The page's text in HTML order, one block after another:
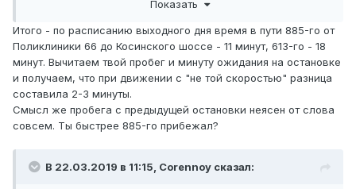
состояло из пешей прогулки + ожидания светофора.
бежал.
Показать
Итого - по расписанию выходного дня время в пути 885-го от
Поликлиники 66 до Косинского шоссе - 11 минут, 613-го - 18
минут. Вычитаем твой пробег и минуту ожидания на остановке
и получаем, что при движении с "не той скоростью" разница
составила 2-3 минуты.
Смысл же пробега с предыдущей остановки неясен от слова
совсем. Ты быстрее 885-го прибежал?
В 22.03.2019 в 11:15, Corennoy сказал: